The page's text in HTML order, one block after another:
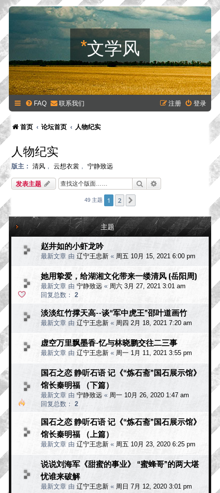
*文学风
FAQ 联系我们 登录
注册
首页 论坛首页 人物纪实
人物纪实
版主： 清风 ， 云想衣裳 ， 宁静致远
发表主题 搜索
49 主题 1 2
主题
赵井如的小虾龙吟
最新文章 由 辽宁王忠新 « 周五 10月 15, 2021 6:00 pm
她用挚爱，给湖湘文化带来一缕清风 (岳阳周)
最新文章 由 宁静致远 « 周六 3月 27, 2021 3:01 am
回复总数： 2
淡淡红竹撑天高--谈“军中虎王”邵叶道画竹
最新文章 由 辽宁王忠新 « 周四 2月 18, 2021 7:20 am
虚空万里飘墨香-忆与林晓鹏交往二三事
最新文章 由 辽宁王忠新 « 周一 1月 11, 2021 3:55 pm
国石之恋 静听石语 记《“炼石斋”国石展示馆》
馆长秦明福 （下篇）
最新文章 由 宁静致远 « 周一 10月 26, 2020 1:47 am
回复总数： 2
国石之恋 静听石语 记《“炼石斋”国石展示馆》
馆长秦明福 （上篇）
最新文章 由 辽宁王忠新 « 周五 10月 23, 2020 6:25 pm
说说刘海军《甜蜜的事业》 “蜜蜂哥”的两大堪
忧谁来破解
最新文章 由 辽宁王忠新 « 周日 7月 12, 2020 3:01 pm